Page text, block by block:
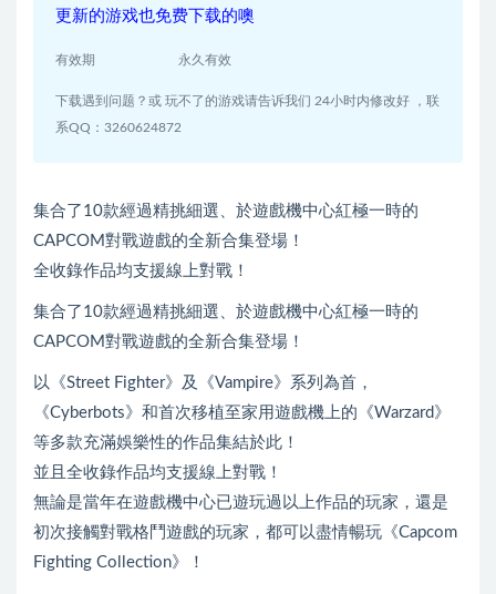
更新的游戏也免费下载的噢
有效期 永久有效
下载遇到问题？或 玩不了的游戏请告诉我们 24小时内修改好 ，联
系QQ：3260624872
集合了10款經過精挑細選、於遊戲機中心紅極一時的
CAPCOM對戰遊戲的全新合集登場！
全收錄作品均支援線上對戰！
集合了10款經過精挑細選、於遊戲機中心紅極一時的
CAPCOM對戰遊戲的全新合集登場！
以《Street Fighter》及《Vampire》系列為首，
《Cyberbots》和首次移植至家用遊戲機上的《Warzard》
等多款充滿娛樂性的作品集結於此！
並且全收錄作品均支援線上對戰！
無論是當年在遊戲機中心已遊玩過以上作品的玩家，還是
初次接觸對戰格鬥遊戲的玩家，都可以盡情暢玩《Capcom
Fighting Collection》！